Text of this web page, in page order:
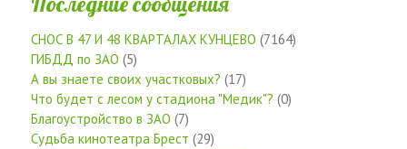
СНОС В 47 И 48 КВАРТАЛАХ КУНЦЕВО (7164)
ГИБДД по ЗАО (5)
А вы знаете своих участковых? (17)
Что будет с лесом у стадиона "Медик"? (0)
Благоустройство в ЗАО (7)
Судьба кинотеатра Брест (29)